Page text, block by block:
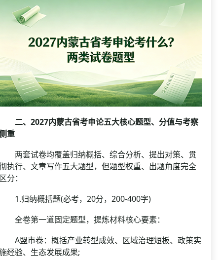
、2027内蒙古省考申论五大核心题型、分值与考察
重
套试卷均覆盖归纳概括、综合分析、提出对策、贯
执行、文章写作五大题型，但题型权重、出题角度完全
分：
归纳概括题(必考，20分，200-400字)
卷第一道固定题型，提炼材料核心要素：
盟市卷：概括产业转型成效、区域治理短板、政策实
经验、生态发展成果;